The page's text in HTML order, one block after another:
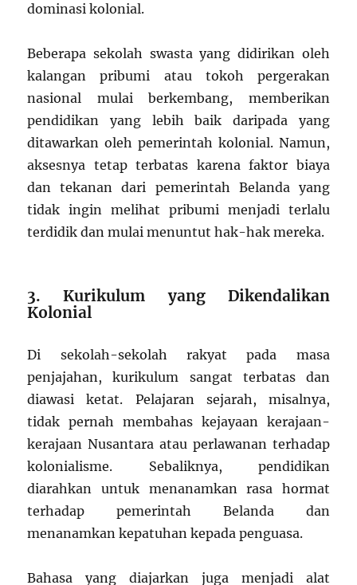
dominasi kolonial.
Beberapa sekolah swasta yang didirikan oleh
kalangan pribumi atau tokoh pergerakan
nasional mulai berkembang, memberikan
pendidikan yang lebih baik daripada yang
ditawarkan oleh pemerintah kolonial. Namun,
aksesnya tetap terbatas karena faktor biaya
dan tekanan dari pemerintah Belanda yang
tidak ingin melihat pribumi menjadi terlalu
terdidik dan mulai menuntut hak-hak mereka.
3. Kurikulum yang Dikendalikan
Kolonial
Di sekolah-sekolah rakyat pada masa
penjajahan, kurikulum sangat terbatas dan
diawasi ketat. Pelajaran sejarah, misalnya,
tidak pernah membahas kejayaan kerajaan-
kerajaan Nusantara atau perlawanan terhadap
kolonialisme. Sebaliknya, pendidikan
diarahkan untuk menanamkan rasa hormat
terhadap pemerintah Belanda dan
menanamkan kepatuhan kepada penguasa.
Bahasa yang diajarkan juga menjadi alat